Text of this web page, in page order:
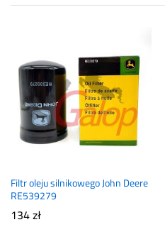
Filtr oleju silnikowego John Deere
RE539279
134zł